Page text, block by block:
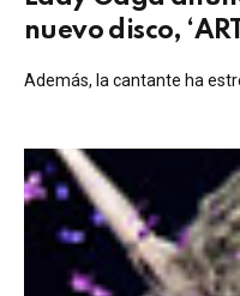
nuevo disco,
Además, la cantante ha